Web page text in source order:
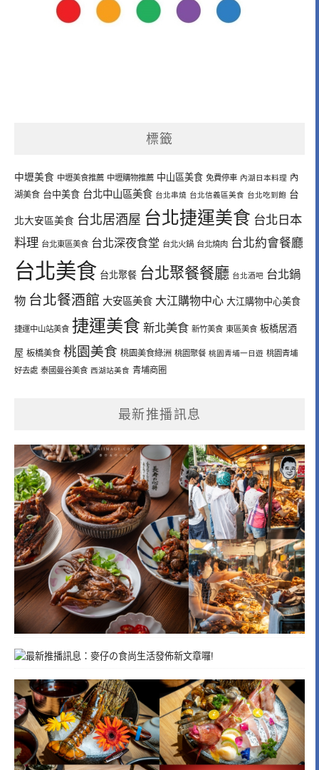
標籤
中壢美食 中壢美食推薦 中壢購物推薦 中山區美食 免費停車 內湖日本料理 內
湖美食 台中美食 台北中山區美食 台北串燒 台北信義區美食 台北吃到飽 台
北大安區美食 台北居酒屋 台北捷運美食 台北日本
料理 台北東區美食 台北深夜食堂 台北火鍋 台北燒肉 台北約會餐廳
台北美食 台北聚餐 台北聚餐餐廳 台北酒吧 台北鍋
物 台北餐酒館 大安區美食 大江購物中心 大江購物中心美食
捷運中山站美食 捷運美食 新北美食 新竹美食 東區美食 板橋居酒
屋 板橋美食 桃園美食 桃園美食綠洲 桃園聚餐 桃園青埔一日遊 桃園青埔
好去處 泰國曼谷美食 西湖站美食 青埔商圈
最新推播訊息